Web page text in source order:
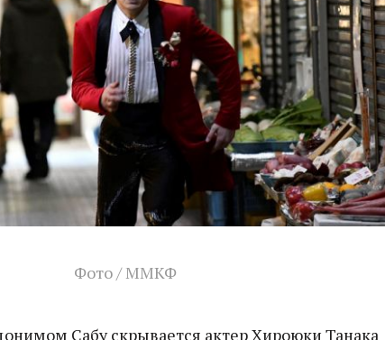
Фото / ММКФ
Сабу скрывается актер Хироюки Танака